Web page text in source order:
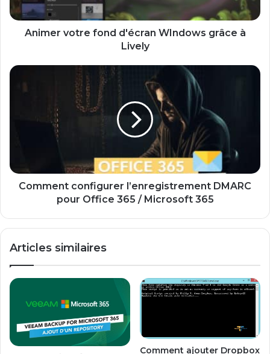
Lively
Animer votre fond d'écran WIndows grâce à
Lively
Comment
configurer
Microsoft
365Comment configurer l’enregistrement DMARC
pour Office 365 / Microsoft 365
Articles similaires
Comment ajouter Dropbox